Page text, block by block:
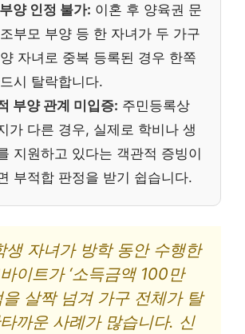
양 인정 불가: 이혼 후 양육권 문
부모 부양 등 한 자녀가 두 가구
자녀로 중복 등록된 경우 한쪽
시 탈락합니다.
부양 관계 미입증: 주민등록상
가 다른 경우, 실제로 학비나 생
지원하고 있다는 객관적 증빙이
부적합 판정을 받기 쉽습니다.
생 자녀가 방학 동안 수행한
이트가 ‘소득금액 100만
을 살짝 넘겨 가구 전체가 탈
까운 사례가 많습니다. 신